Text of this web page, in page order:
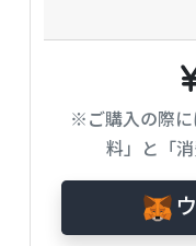
※ご購入の際
料」と「消